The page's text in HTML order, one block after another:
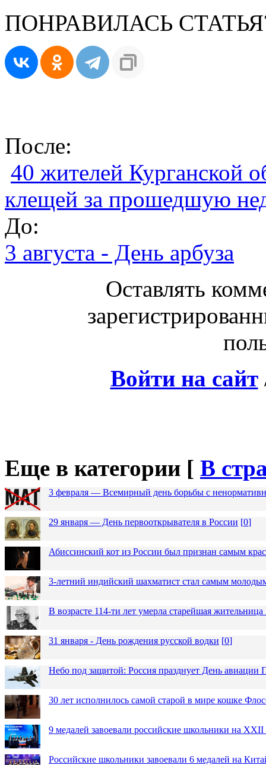
ПОНРАВИЛАСЬ
После:
40 жителей Курганской
клещей за прошедшую
До:
3 августа - День арбуза
Оставлять
Войти на сайт
Еще в категории [ В
3 февраля — Всемирный день борьбы с
29 января — День первооткрывателя в России [0]
Абиссинский кот из России был признан самым
3-летний индийский шахматист стал самым
В возрасте 114-ти лет умерла старейшая
31 января - День рождения русской водки [0]
Небо под защитой: Россия празднует День
30 лет исполнилось самой старой в мире кошке
9 медалей завоевали российские школьники на
Российские школьники завоевали 6 медалей на